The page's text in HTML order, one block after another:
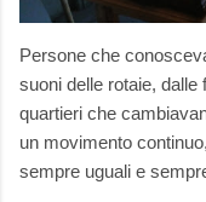
Persone che
suoni delle rotaie,
quartieri che
un movimento
sempre uguali e